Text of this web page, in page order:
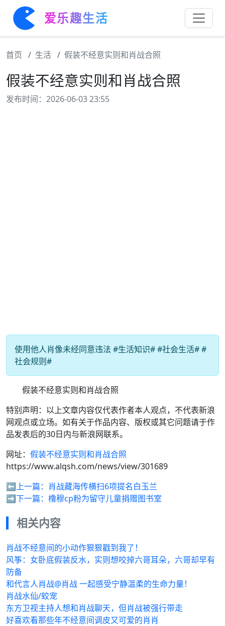
爱乐趣生活
首页 生活 假装不经意实则和肖战合照
假装不经意实则和肖战合照
发布时间：2026-06-03 23:55
使用他人肖像未经同意违法 #生活知识# #社会生活# #
社会规则#
假装不经意实则和肖战合照
特别声明：以上文章内容仅代表作者本人观点，不代表新浪
网观点或立场。如有关于作品内容、版权或其它问题请于作
品发表后的30日内与新浪网联系。
网址： 假装不经意实则和肖战合照
https://www.alqsh.com/news/view/301689
⬅️上一篇： 肖战藏海传横扫6项提名白玉兰
➡️下一篇： 橹穆cp粉为留守儿童捐赠图书室
相关内容
肖战不经意间的小动作狠狠戳到我了！
风筝：女卧底假装反水，实则想咬掉六哥耳朵，六哥却早有
防备
和代言人肖战@肖战 一起感受宁静温柔的生命力量！
肖战水仙/蛟宠
东方卫视主持人想和肖战聊天，但肖战被强行带走
好喜欢看那些年不经意间调皮又可爱的肖肖